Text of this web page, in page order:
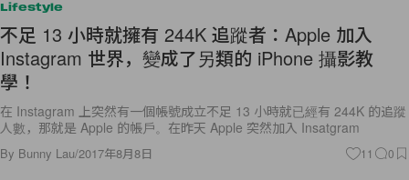
Lifestyle
不足 13 小時就擁有 244K 追蹤者：Apple 加入
Instagram 世界，變成了另類的 iPhone 攝影教
學！
在 Instagram 上突然有一個帳號成立不足 13 小時就已經有 244K 的追蹤
人數，那就是 Apple 的帳戶。在昨天 Apple 突然加入 Insatgram
By Bunny Lau/2017年8月8日 11 0